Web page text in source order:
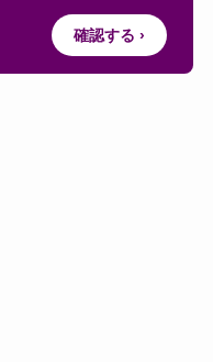
確認する ›